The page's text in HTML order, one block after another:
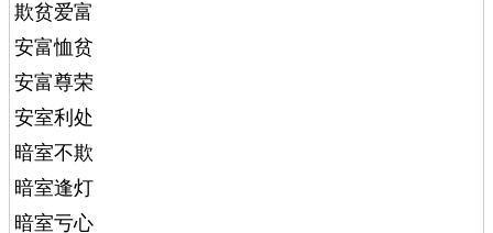
欺贫爱富
安富恤贫
安富尊荣
安室利处
暗室不欺
暗室逢灯
暗室亏心